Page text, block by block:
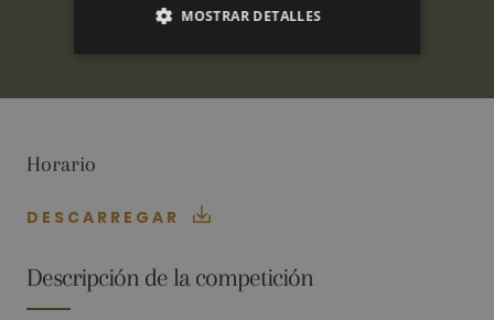
Horario
DESCARREGAR
Descripción de la competición
MOSTRAR DETALLES
Analíticas Publicitarias Funcionalidad